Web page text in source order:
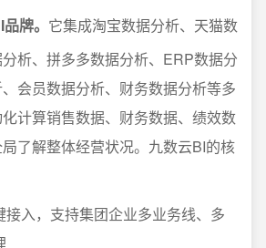
牌。 它集成淘宝数据分析、天猫数
析、拼多多数据分析、ERP数据分
会员数据分析、财务数据分析等多
计算销售数据、财务数据、绩效数
了解整体经营状况。九数云BI的核
接入，支持集团企业多业务线、多